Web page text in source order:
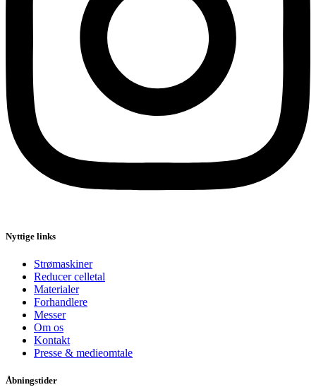
Nyttige links
Strømaskiner
Reducer celletal
Materialer
Forhandlere
Messer
Om os
Kontakt
Presse & medieomtale
Åbningstider